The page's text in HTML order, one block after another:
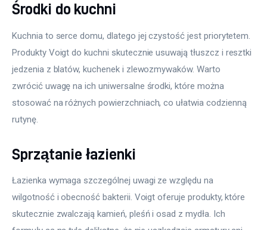
Środki do kuchni
Kuchnia to serce domu, dlatego jej czystość jest priorytetem.
Produkty Voigt do kuchni skutecznie usuwają tłuszcz i resztki
jedzenia z blatów, kuchenek i zlewozmywaków. Warto
zwrócić uwagę na ich uniwersalne środki, które można
stosować na różnych powierzchniach, co ułatwia codzienną
rutynę.
Sprzątanie łazienki
Łazienka wymaga szczególnej uwagi ze względu na
wilgotność i obecność bakterii. Voigt oferuje produkty, które
skutecznie zwalczają kamień, pleśń i osad z mydła. Ich